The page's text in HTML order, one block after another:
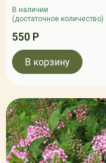
В наличии
(достаточное количество)
550 Р
В корзину